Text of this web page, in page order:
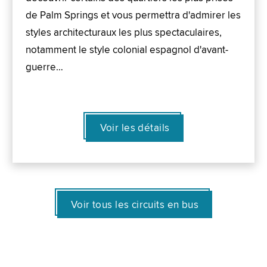
de Palm Springs et vous permettra d'admirer les
styles architecturaux les plus spectaculaires,
notamment le style colonial espagnol d'avant-
guerre…
Voir les détails
Voir tous les circuits en bus